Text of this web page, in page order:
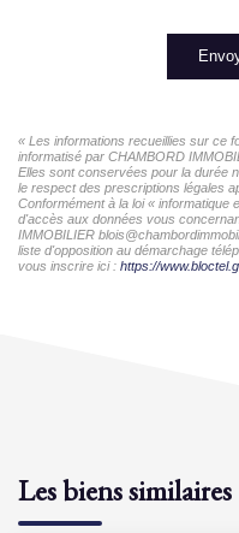
« Les informations recueillies sur ce
informatisé par CHAMBORD
Elles sont conservées pour la durée
le respect des prescriptions légales
Conformément à la loi «
d'accès aux données vous
IMMOBILIER
liste d'opposition au démarchage
vous inscrire ici : https://
Les biens similaires